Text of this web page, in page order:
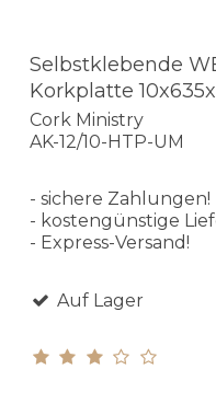
Selbstklebende
Korkplatte
Cork Ministry
AK-12/10-HTP-UM
- sichere Zahlungen!
- kostengünstige
- Express-Versand!
Auf Lager